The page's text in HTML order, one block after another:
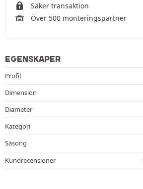
Säker transaktion
Över 500 monteringspartner
EGENSKAPER
Profil
Dimension
Diameter
Kategori
Säsong
Kundrecensioner